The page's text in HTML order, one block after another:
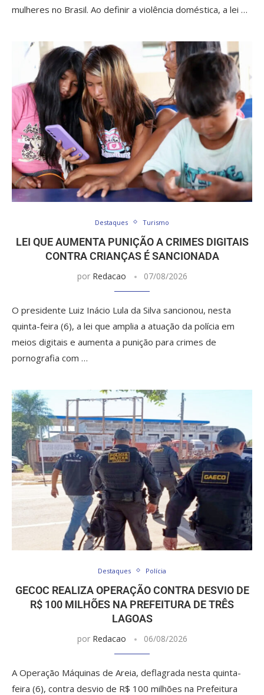
mulheres no Brasil. Ao definir a violência doméstica, a lei …
Destaques Turismo
LEI QUE AUMENTA PUNIÇÃO A CRIMES DIGITAIS
CONTRA CRIANÇAS É SANCIONADA
por Redacao 07/08/2026
O presidente Luiz Inácio Lula da Silva sancionou, nesta
quinta-feira (6), a lei que amplia a atuação da polícia em
meios digitais e aumenta a punição para crimes de
pornografia com …
Destaques Polícia
GECOC REALIZA OPERAÇÃO CONTRA DESVIO DE
R$ 100 MILHÕES NA PREFEITURA DE TRÊS
LAGOAS
por Redacao 06/08/2026
A Operação Máquinas de Areia, deflagrada nesta quinta-
feira (6), contra desvio de R$ 100 milhões na Prefeitura